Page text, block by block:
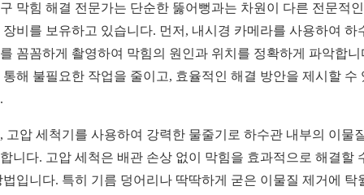
막힘 해결 전문가는 단순한 뚫어뻥과는 차원이 다른 전문적
장비를 보유하고 있습니다. 먼저, 내시경 카메라를 사용하여 하
꼼꼼하게 촬영하여 막힘의 원인과 위치를 정확하게 파악합니
통해 불필요한 작업을 줄이고, 효율적인 해결 방안을 제시할 수
고압 세척기를 사용하여 강력한 물줄기로 하수관 내부의 이물
니다. 고압 세척은 배관 손상 없이 막힘을 효과적으로 해결할
법입니다. 특히 기름 덩어리나 딱딱하게 굳은 이물질 제거에 탁